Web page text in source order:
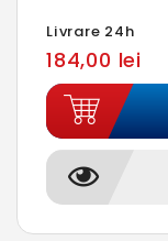
Livrare 24h
184,00 lei